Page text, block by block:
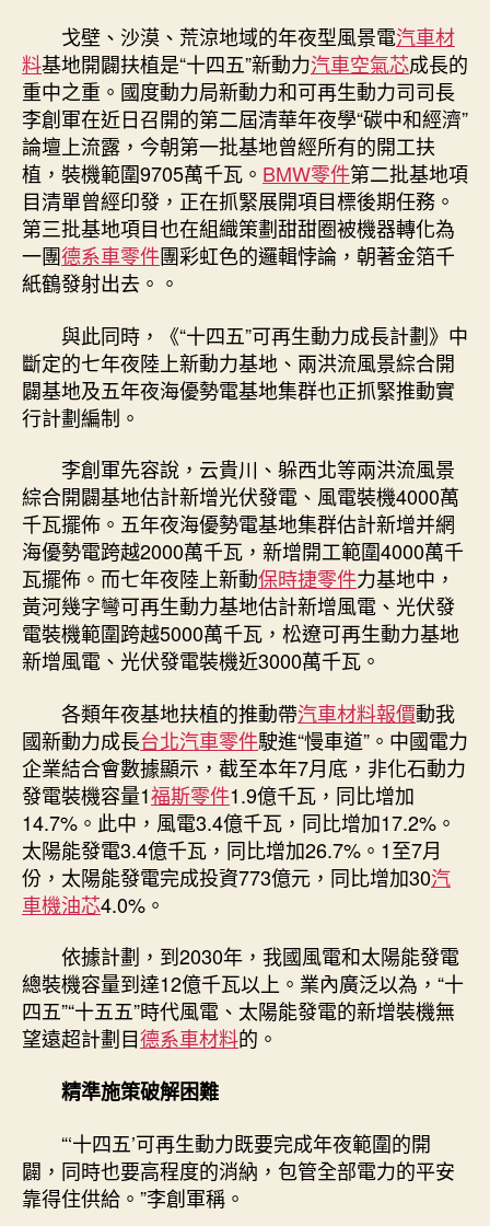
戈壁、沙漠、荒涼地域的年夜型風景電汽車材
料基地開闢扶植是“十四五”新動力汽車空氣芯成長的
重中之重。國度動力局新動力和可再生動力司司長
李創軍在近日召開的第二屆清華年夜學“碳中和經濟”
論壇上流露，今朝第一批基地曾經所有的開工扶
植，裝機範圍9705萬千瓦。 BMW零件第二批基地項
目清單曾經印發，正在抓緊展開項目標後期任務。
第三批基地項目也在組織策劃甜甜圈被機器轉化為
一團德系車零件團彩虹色的邏輯悖論，朝著金箔千
紙鶴發射出去。。
與此同時，《“十四五”可再生動力成長計劃》中
斷定的七年夜陸上新動力基地、兩洪流風景綜合開
闢基地及五年夜海優勢電基地集群也正抓緊推動實
行計劃編制。
李創軍先容說，云貴川、躲西北等兩洪流風景
綜合開闢基地估計新增光伏發電、風電裝機4000萬
千瓦擺佈。五年夜海優勢電基地集群估計新增并網
海優勢電跨越2000萬千瓦，新增開工範圍4000萬千
瓦擺佈。而七年夜陸上新動保時捷零件力基地中，
黃河幾字彎可再生動力基地估計新增風電、光伏發
電裝機範圍跨越5000萬千瓦，松遼可再生動力基地
新增風電、光伏發電裝機近3000萬千瓦。
各類年夜基地扶植的推動帶汽車材料報價動我
國新動力成長台北汽車零件駛進“慢車道”。中國電力
企業結合會數據顯示，截至本年7月底，非化石動力
發電裝機容量1福斯零件1.9億千瓦，同比增加
14.7%。此中，風電3.4億千瓦，同比增加17.2%。
太陽能發電3.4億千瓦，同比增加26.7%。1至7月
份，太陽能發電完成投資773億元，同比增加30汽
車機油芯4.0%。
依據計劃，到2030年，我國風電和太陽能發電
總裝機容量到達12億千瓦以上。業內廣泛以為，“十
四五”“十五五”時代風電、太陽能發電的新增裝機無
望遠超計劃目德系車材料的。
精準施策破解困難
“‘十四五’可再生動力既要完成年夜範圍的開
闢，同時也要高程度的消納，包管全部電力的平安
靠得住供給。”李創軍稱。